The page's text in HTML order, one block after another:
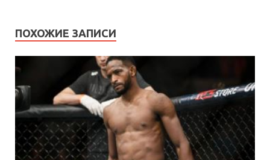
ПОХОЖИЕ ЗАПИСИ